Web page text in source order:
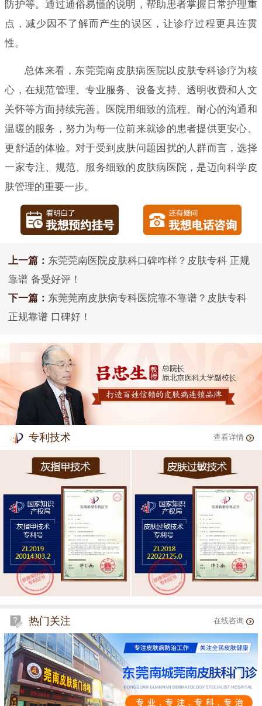
防护等。通过通俗易懂的说明，帮助患者掌握日常护理重
点，减少因不了解而产生的误区，让诊疗过程更具连贯
性。
总体来看，东莞莞南皮肤病医院以皮肤专科诊疗为核
心，在规范管理、专业服务、设备支持、透明收费和人文
关怀等方面持续完善。医院用细致的流程、耐心的沟通和
温暖的服务，努力为每一位前来就诊的患者提供更安心、
更舒适的体验。对于受到皮肤问题困扰的人群而言，选择
一家专注、规范、服务细致的皮肤病医院，是迈向科学皮
肤管理的重要一步。
上一篇： 东莞莞南医院皮肤科口碑咋样？皮肤专科 正规
靠谱 备受好评！
下一篇： 东莞莞南皮肤病专科医院靠不靠谱？皮肤专科
正规靠谱 口碑好！
专利技术 查看详情
热门关注 在线咨询